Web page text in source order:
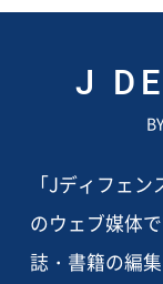
J
「Jディフェ
のウェブ媒体
誌・書籍の編